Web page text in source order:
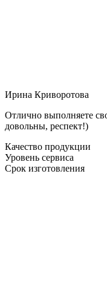
Ирина Криворотова
Отлично выполняете
довольны, респект!)
Качество продукции
Уровень сервиса
Срок изготовления